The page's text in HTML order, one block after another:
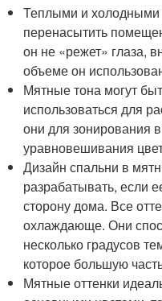
Теплыми и
перенасытить
он не «режет» глаза,
объеме он
Мятные тона могут
использоваться для
они для зонирования
уравновешивания
Дизайн спальни в
разрабатывать, если
сторону дома. Все
охлаждающе. Они
несколько градусов
которое большую
Мятные оттенки